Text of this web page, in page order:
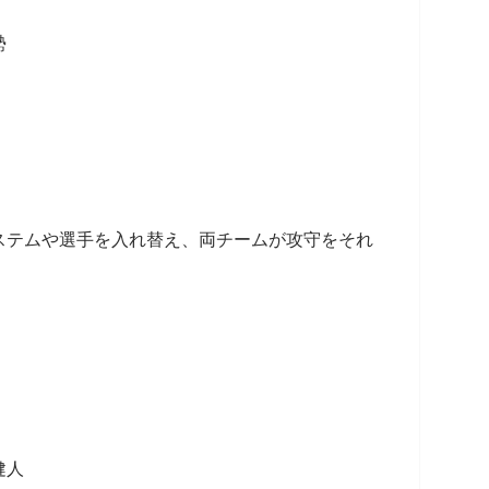
ムや選手を入れ替え、両チームが攻守をそれ